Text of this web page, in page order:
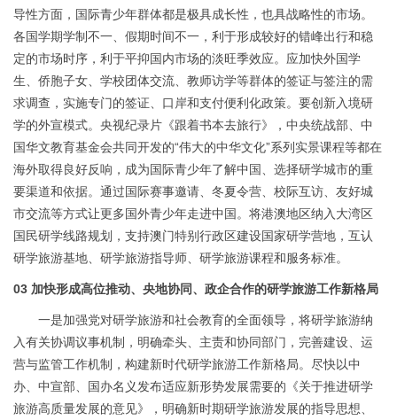
导性方面，国际青少年群体都是极具成长性，也具战略性的市场。
各国学期学制不一、假期时间不一，利于形成较好的错峰出行和稳
定的市场时序，利于平抑国内市场的淡旺季效应。应加快外国学
生、侨胞子女、学校团体交流、教师访学等群体的签证与签注的需
求调查，实施专门的签证、口岸和支付便利化政策。要创新入境研
学的外宣模式。央视纪录片《跟着书本去旅行》，中央统战部、中
国华文教育基金会共同开发的“伟大的中华文化”系列实景课程等都在
海外取得良好反响，成为国际青少年了解中国、选择研学城市的重
要渠道和依据。通过国际赛事邀请、冬夏令营、校际互访、友好城
市交流等方式让更多国外青少年走进中国。将港澳地区纳入大湾区
国民研学线路规划，支持澳门特别行政区建设国家研学营地，互认
研学旅游基地、研学旅游指导师、研学旅游课程和服务标准。
03 加快形成高位推动、央地协同、政企合作的研学旅游工作新格局
一是加强党对研学旅游和社会教育的全面领导，将研学旅游纳
入有关协调议事机制，明确牵头、主责和协同部门，完善建设、运
营与监管工作机制，构建新时代研学旅游工作新格局。尽快以中
办、中宣部、国办名义发布适应新形势发展需要的《关于推进研学
旅游高质量发展的意见》，明确新时期研学旅游发展的指导思想、